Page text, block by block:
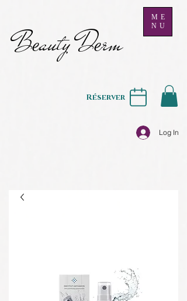
Beauty Derm
ME
NU
Log In
Réserver